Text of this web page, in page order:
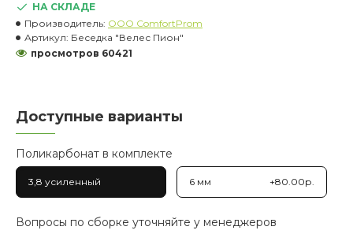
НА СКЛАДЕ
Производитель: OOO ComfortProm
Артикул: Беседка "Велес Пион"
просмотров 60421
Доступные варианты
Поликарбонат в комплекте
3,8 усиленный 6 мм +80.00р.
Вопросы по сборке уточняйте у менеджеров